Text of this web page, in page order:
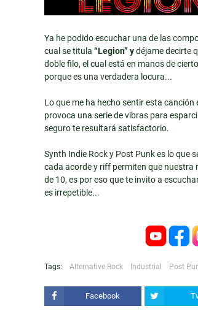
Ya he podido escuchar una de las
cual se titula “Legion” ydéjame decirte
doble filo, el cual está en manos de
porque es una verdadera locura...
Lo que me ha hecho sentir esta
provoca una serie de vibras para
seguro te resultará satisfactorio.
Synth Indie Rock y Post Punk es lo que
cada acorde y riff permiten que nuestra
de 10, es por eso que te invito a
es irrepetible...
Tags: Alternative Rock Industrial Post
Facebook